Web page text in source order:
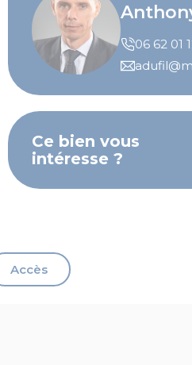
06 62 01
Ce bien vous
intéresse ?
Accès